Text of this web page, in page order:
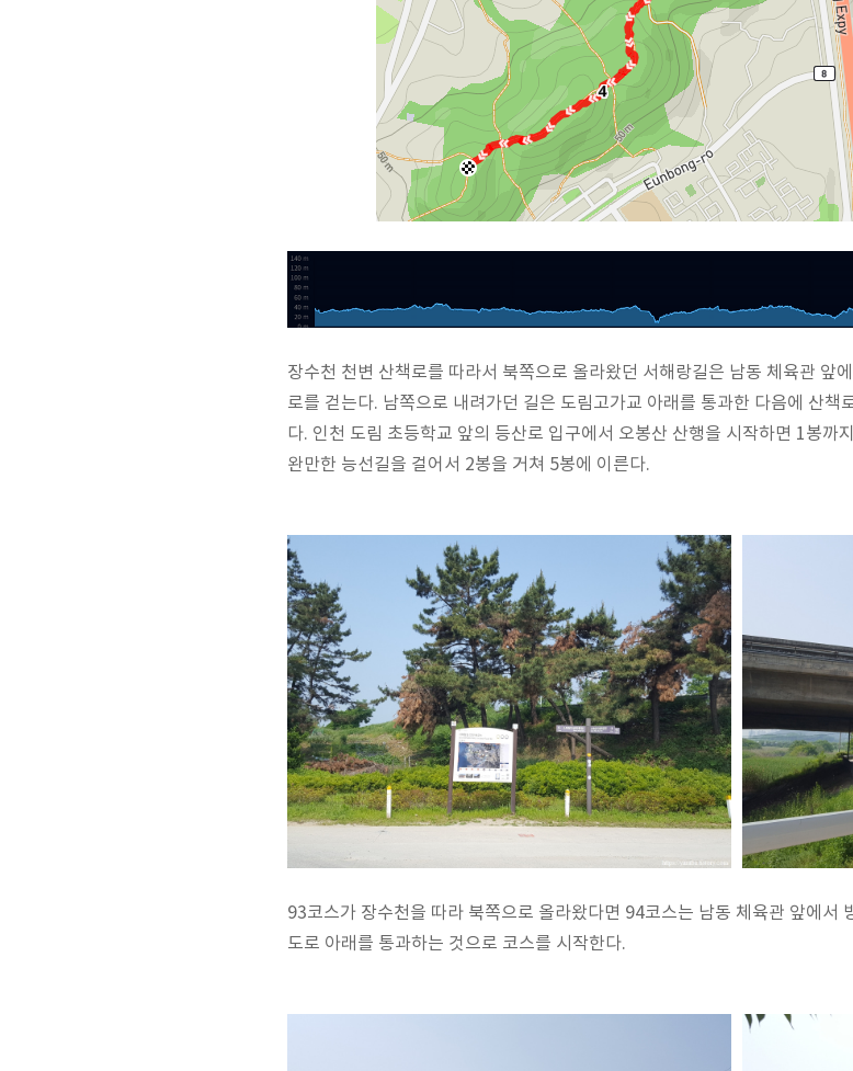
장수천 천변 산책로를 따라서 북쪽으로 올라왔던 서해랑길은 남동 체육관 앞
로를 걷는다. 남쪽으로 내려가던 길은 도림고가교 아래를 통과한 다음에 산책
다. 인천 도림 초등학교 앞의 등산로 입구에서 오봉산 산행을 시작하면 1봉까
완만한 능선길을 걸어서 2봉을 거쳐 5봉에 이른다.
93코스가 장수천을 따라 북쪽으로 올라왔다면 94코스는 남동 체육관 앞에서
도로 아래를 통과하는 것으로 코스를 시작한다.